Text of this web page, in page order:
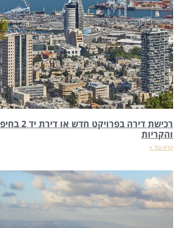
רכישת דירה בפרויקט חדש או
והקריות
קרא עוד »